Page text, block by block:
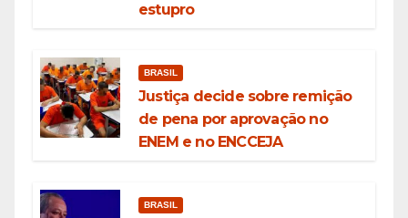
estupro
BRASIL
Justiça decide sobre remição
de pena por aprovação no
ENEM e no ENCCEJA
BRASIL